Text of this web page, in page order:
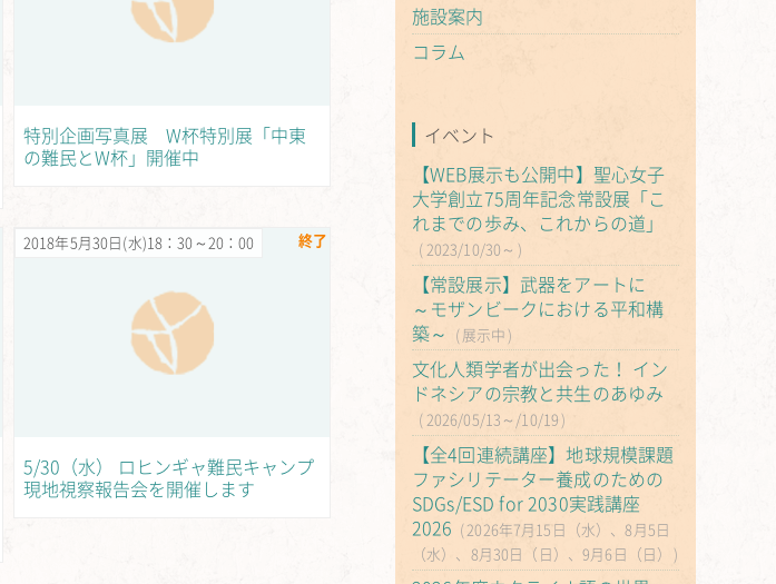
特別企画写真展 W杯特別展「中東
の難民とW杯」開催中
終了
2018年5月30日(水)18：30～20：00
5/30（水） ロヒンギャ難民キャンプ
現地視察報告会を開催します
施設案内
コラム
イベント
【WEB展示も公開中】聖心女子
大学創立75周年記念常設展「こ
れまでの歩み、これからの道」
2023/10/30～
【常設展示】武器をアートに
～モザンビークにおける平和構
築～
展示中
文化人類学者が出会った！ イン
ドネシアの宗教と共生のあゆみ
2026/05/13～/10/19
【全4回連続講座】地球規模課題
ファシリテーター養成のための
SDGs/ESD for 2030実践講座
2026
2026年7月15日（水）、8月5日
（水）、8月30日（日）、9月6日（日）